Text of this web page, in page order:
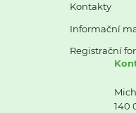
Kontakty
Informační
Registrační
140